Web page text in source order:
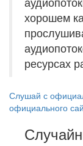
хорошем
ресурсах
Слушай с
официального